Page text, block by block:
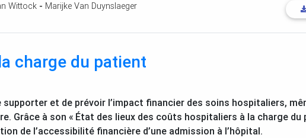
Wittock - Marijke Van Duynslaeger
charge du patient
et de prévoir l’impact financier des soins hospitaliers,
Grâce à son « État des lieux des coûts hospitaliers à la charge du
de l’accessibilité financière d’une admission à l’hôpital.